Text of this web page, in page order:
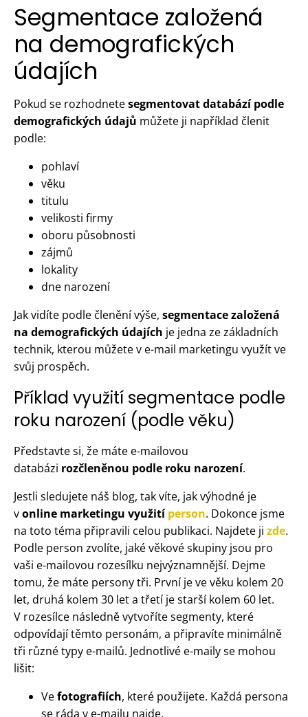
Segmentace založená
na demografických
údajích
Pokud se rozhodnetesegmentovat databází podle
demografických údajů můžete ji například členit
podle:
pohlaví
věku
titulu
velikosti firmy
oboru působnosti
zájmů
lokality
dne narození
Jak vidíte podle členění výše, segmentace založená
na demografických údajích je jedna ze základních
technik, kterou můžete v e-mail marketingu využít ve
svůj prospěch.
Příklad využití segmentace podle
roku narození (podle věku)
Představte si, že máte e-mailovou
databázi rozčleněnou podle roku narození.
Jestli sledujete náš blog, tak víte, jak výhodné je
vonline marketingu využitíperson. Dokonce jsme
na toto téma připravili celou publikaci. Najdete ji zde.
Podle person zvolíte, jaké věkové skupiny jsou pro
vaši e-mailovou rozesílku nejvýznamnější. Dejme
tomu, že máte persony tři. První je ve věku kolem 20
let, druhá kolem 30 let a třetí je starší kolem 60 let.
V rozesílce následně vytvoříte segmenty, které
odpovídají těmto personám, a připravíte minimálně
tři různé typy e-mailů. Jednotlivé e-maily se mohou
lišit:
Vefotografiích, které použijete. Každá persona
se ráda v e-mailu najde.